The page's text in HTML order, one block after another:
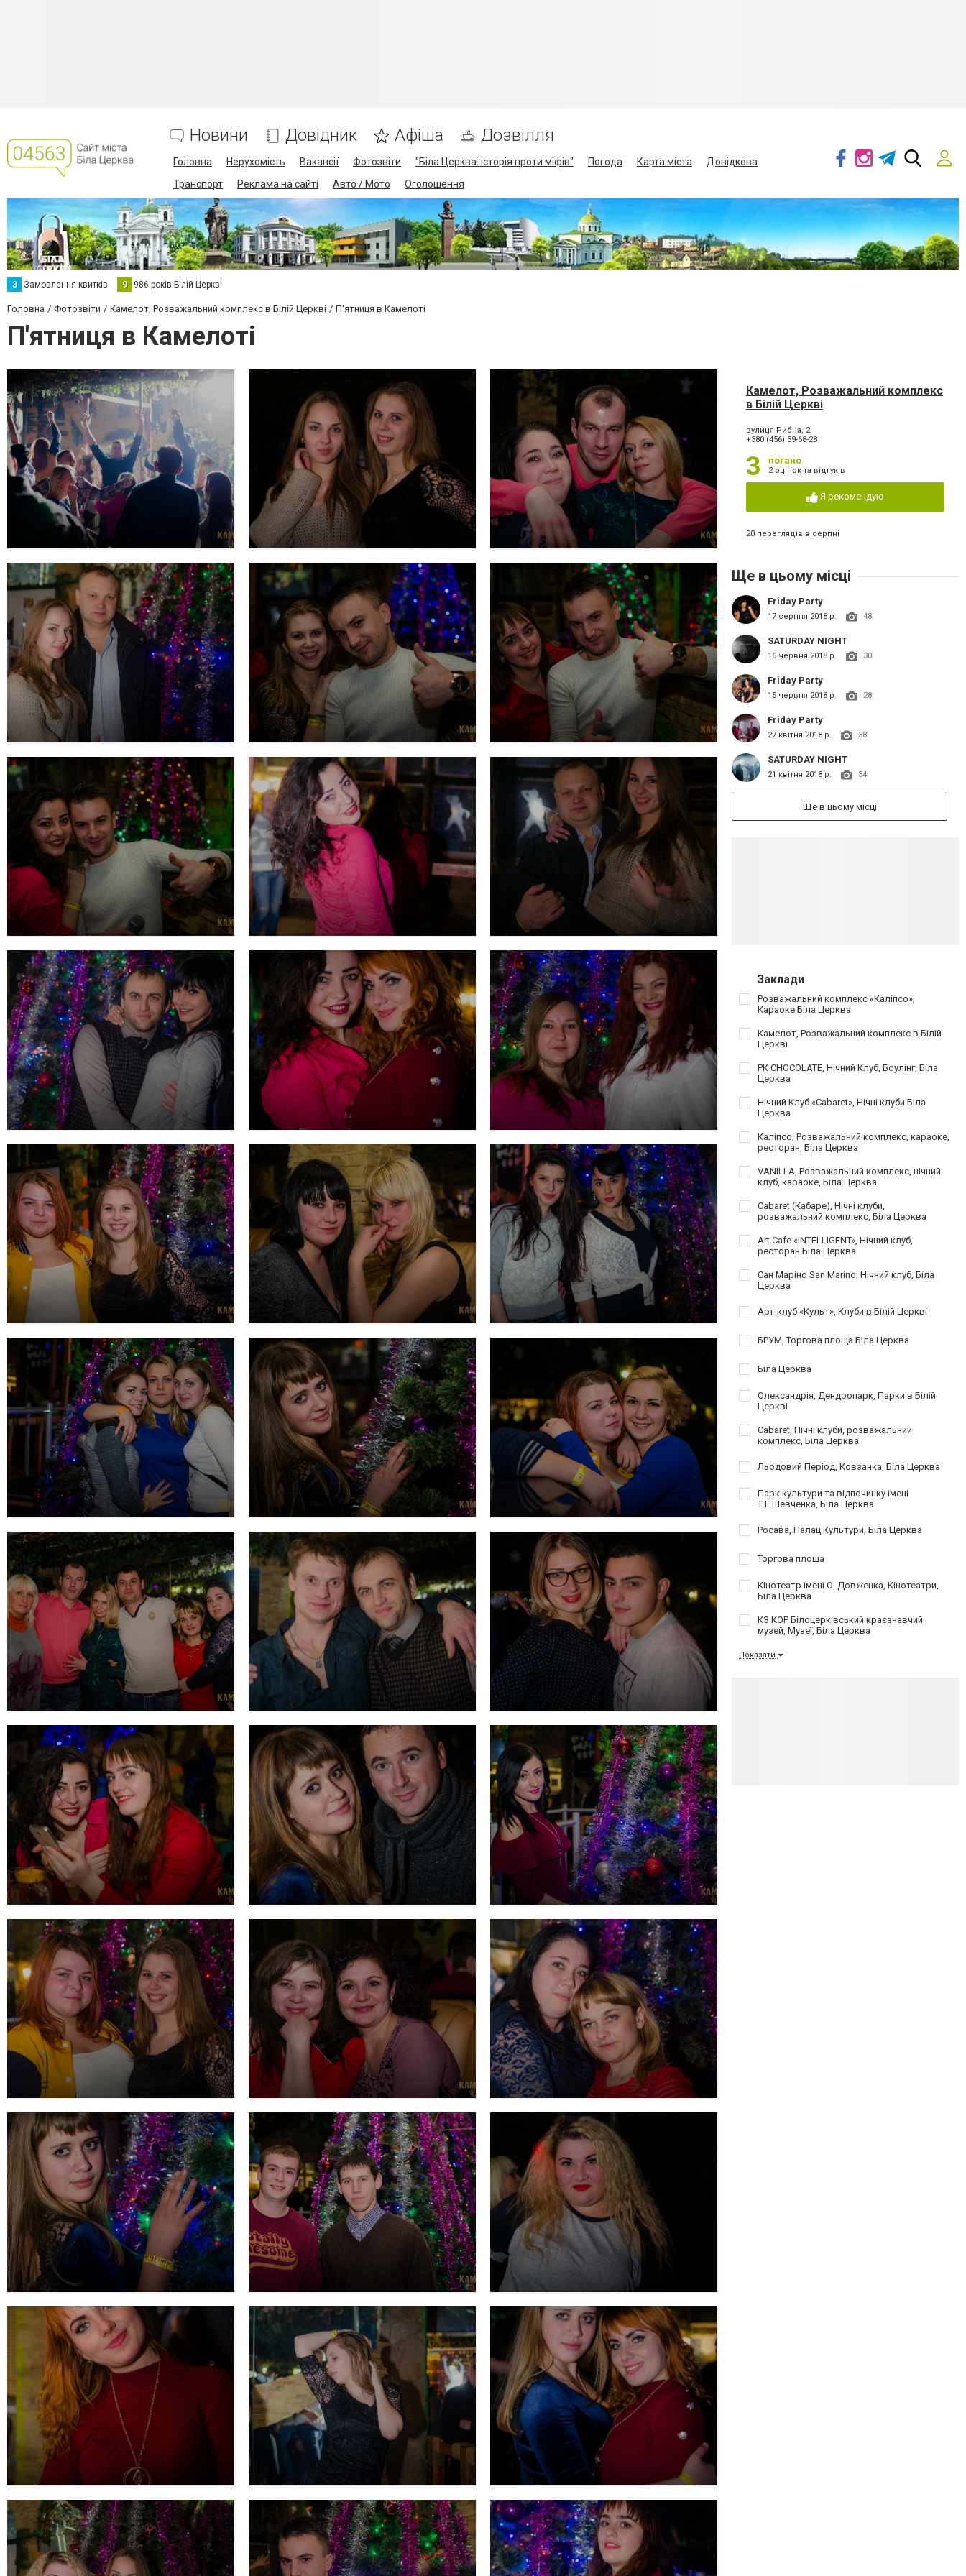
Новини Довідник Афіша Дозвілля
Головна Нерухомість Вакансії Фотозвіти "Біла Церква: історія проти міфів" Погода Карта міста
Довідкова
Транспорт
Реклама на сайті Авто / Мото Оголошення
З Замовлення квитків 9 986 років Білій Церкві
Головна Фотозвіти Камелот, Розважальний комплекс в Білій Церкві П'ятниця в Камелоті
П'ятниця в Камелоті
Камелот, Розважальний комплекс
в Білій Церкві
вулиця Рибна, 2
+380 (456) 39-68-28
3 погано
2 оцінок та відгуків
Я рекомендую
20 переглядів в серпні
Ще в цьому місці
Friday Party
17 серпня 2018 р. 48
SATURDAY NIGHT
16 червня 2018 р. 30
Friday Party
15 червня 2018 р. 28
Friday Party
27 квітня 2018 р. 38
SATURDAY NIGHT
21 квітня 2018 р. 34
Ще в цьому місці
Заклади
Розважальний комплекс «Каліпсо»,
Караоке Біла Церква
Камелот, Розважальний комплекс в Білій
Церкві
РК CHOCOLATE, Нічний Клуб, Боулінг, Біла
Церква
Нічний Клуб «Cabaret», Нічні клуби Біла
Церква
Каліпсо, Розважальний комплекс, караоке,
ресторан, Біла Церква
VANILLA, Розважальний комплекс, нічний
клуб, караоке, Біла Церква
Cabaret (Кабаре), Нічні клуби,
розважальний комплекс, Біла Церква
Art Cafe «INTELLIGENT», Нічний клуб,
ресторан Біла Церква
Сан Маріно San Marino, Нічний клуб, Біла
Церква
Арт-клуб «Культ», Клуби в Білій Церкві
БРУМ, Торгова площа Біла Церква
Біла Церква
Олександрія, Дендропарк, Парки в Білій
Церкві
Cabaret, Нічні клуби, розважальний
комплекс, Біла Церква
Льодовий Період, Ковзанка, Біла Церква
Парк культури та відпочинку імені
Т.Г.Шевченка, Біла Церква
Росава, Палац Культури, Біла Церква
Торгова площа
Кінотеатр імені О. Довженка, Кінотеатри,
Біла Церква
КЗ КОР Білоцерківський краєзнавчий
музей, Музеї, Біла Церква
Показати